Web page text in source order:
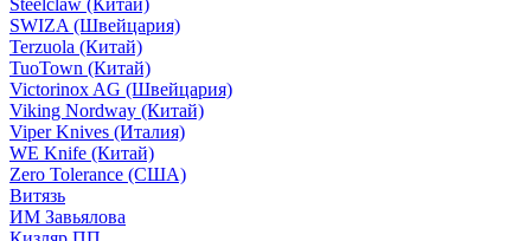
Steelclaw (Китай)
SWIZA (Швейцария)
Terzuola (Китай)
TuoTown (Китай)
Victorinox AG (Швейцария)
Viking Nordway (Китай)
Viper Knives (Италия)
WE Knife (Китай)
Zero Tolerance (США)
Витязь
ИМ Завьялова